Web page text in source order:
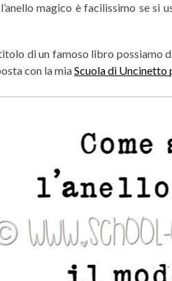
magico è facilissimo se si
di un famoso libro possiamo
con la miaScuola di Uncinetto